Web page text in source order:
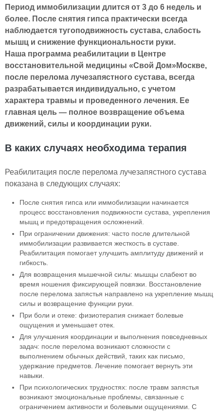
Период иммобилизации длится от 3 до 6 недель и
более. После снятия гипса практически всегда
наблюдается тугоподвижность сустава, слабость
мышц и снижение функциональности руки.
Наша программа реабилитации в Центре
восстановительной медицины «Свой Дом»Москве,
после перелома лучезапястного сустава, всегда
разрабатывается индивидуально, с учетом
характера травмы и проведенного лечения. Ее
главная цель — полное возвращение объема
движений, силы и координации руки.
В каких случаях необходима терапия
Реабилитация после перелома лучезапястного сустава
показана в следующих случаях:
После снятия гипса или иммобилизации начинается
процесс восстановления подвижности сустава, укрепления
мышц и предотвращения осложнений.
При ограничении движения: часто после длительной
иммобилизации развивается жесткость в суставе.
Реабилитация помогает улучшить амплитуду движений и
гибкость.
Для возвращения мышечной силы: мышцы слабеют во
время ношения фиксирующей повязки. Восстановление
после перелома запястья направлено на укрепление мышц
силы и возвращение функции руки.
При боли и отеке: физиотерапия снижает болевые
ощущения и уменьшает отек.
Для улучшения координации и выполнения повседневных
задач: после перелома возникают сложности с
выполнением обычных действий, таких как письмо,
удержание предметов. Лечение помогает вернуть эти
навыки.
При психологических трудностях: после травм запястья
возникают эмоциональные проблемы, связанные с
ограничением активности и болевыми ощущениями. С